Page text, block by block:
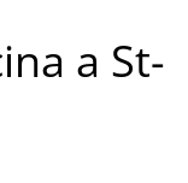
a St-